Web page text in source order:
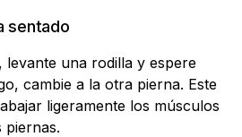
sentado
levante una rodilla y espere
cambie a la otra pierna. Este
ligeramente los músculos
piernas.